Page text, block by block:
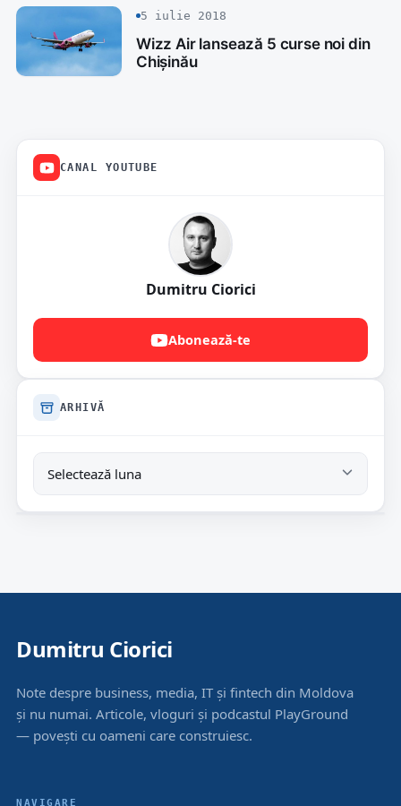
5 iulie 2018
Wizz Air lansează 5 curse noi din
Chișinău
CANAL YOUTUBE
Dumitru Ciorici
Abonează-te
ARHIVĂ
Dumitru Ciorici
Note despre business, media, IT și fintech din Moldova
și nu numai. Articole, vloguri și podcastul PlayGround
— povești cu oameni care construiesc.
NAVIGARE